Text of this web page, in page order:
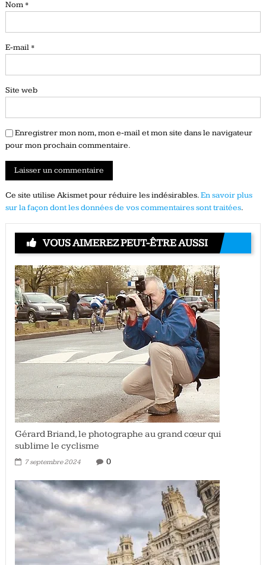
Nom *
E-mail *
Site web
Enregistrer mon nom, mon e-mail et mon site dans le navigateur
pour mon prochain commentaire.
Ce site utilise Akismet pour réduire les indésirables.En savoir plus
sur la façon dont les données de vos commentaires sont traitées.
VOUS AIMEREZ PEUT-ÊTRE AUSSI
Gérard Briand, le photographe au grand cœur qui
sublime le cyclisme
7 septembre 2024 0